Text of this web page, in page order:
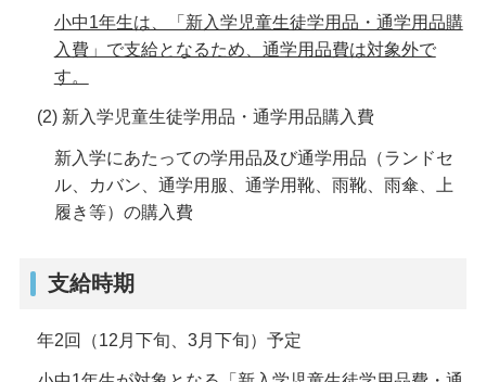
小中1年生は、「新入学児童生徒学用品・通学用品購
入費」で支給となるため、通学用品費は対象外で
す。
(2) 新入学児童生徒学用品・通学用品購入費
新入学にあたっての学用品及び通学用品（ランドセ
ル、カバン、通学用服、通学用靴、雨靴、雨傘、上
履き等）の購入費
支給時期
年2回（12月下旬、3月下旬）予定